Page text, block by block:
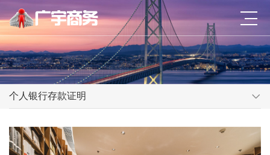
个人银行存款证明